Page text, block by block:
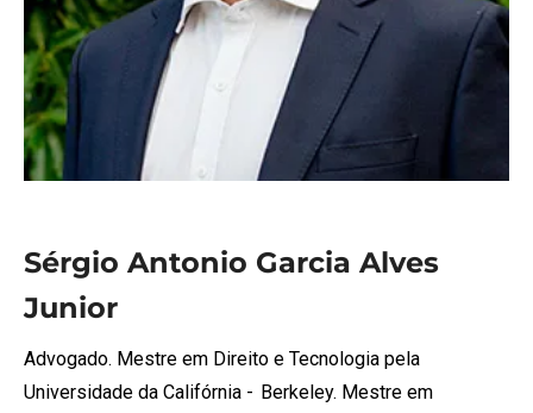
Sérgio Antonio Garcia Alves
Junior
Advogado. Mestre em Direito e Tecnologia pela
Universidade da Califórnia - Berkeley. Mestre em